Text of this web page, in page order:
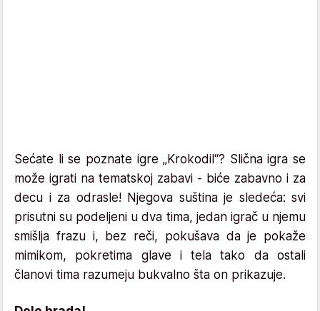
Sećate li se poznate igre „Krokodil“? Slična igra se
može igrati na tematskoj zabavi - biće zabavno i za
decu i za odrasle! Njegova suština je sledeća: svi
prisutni su podeljeni u dva tima, jedan igrač u njemu
smišlja frazu i, bez reči, pokušava da je pokaže
mimikom, pokretima glave i tela tako da ostali
članovi tima razumeju bukvalno šta on prikazuje.